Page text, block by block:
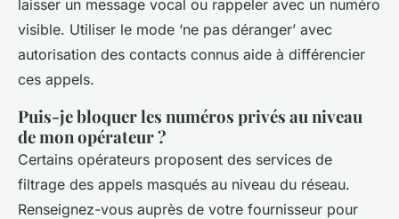
laisser un message vocal ou rappeler avec un numéro
visible. Utiliser le mode ‘ne pas déranger’ avec
autorisation des contacts connus aide à différencier
ces appels.
Puis-je bloquer les numéros privés au niveau
de mon opérateur ?
Certains opérateurs proposent des services de
filtrage des appels masqués au niveau du réseau.
Renseignez-vous auprès de votre fournisseur pour